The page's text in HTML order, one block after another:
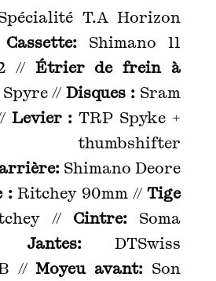
T.A Horizon
Cassette: Shimano 11
// Étrier de frein à
// Disques : Sram
Levier : TRP Spyke +
thumbshifter
Shimano Deore
: Ritchey 90mm // Tige
// Cintre: Soma
Jantes:
DTSwiss
// Moyeu avant: Son